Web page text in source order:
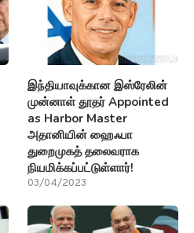
இந்தியாவுக்கான இஸ்ரேலின்
முன்னாள் தூதர் Appointed
as Harbor Master
அதானியின் ஹைஃபா
துறைமுகத் தலைவராக
நியமிக்கப்பட்டுள்ளார்!
03/04/2023